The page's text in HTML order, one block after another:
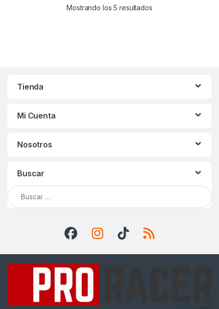
Mostrando los 5 resultados
Tienda
Mi Cuenta
Nosotros
Buscar
Buscar: